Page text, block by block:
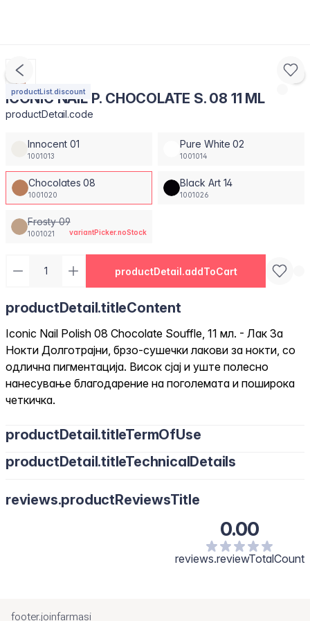
productList.discount
ICONIC NAIL P. CHOCOLATE S. 08 11 ML
productDetail.code
Innocent 01
1001013
Pure White 02
1001014
Chocolates 08
1001020
Black Art 14
1001026
Frosty 09
1001021 variantPicker.noStock
productDetail.addToCart
productDetail.titleContent
Iconic Nail Polish 08 Chocolate Souffle, 11 мл. - Лак За
Нокти Долготрајни, брзо-сушечки лакови за нокти, со
одлична пигментација. Висок сјај и уште полесно
нанесување благодарение на поголемата и поширока
четкичка.
productDetail.titleTermOfUse
productDetail.titleTechnicalDetails
reviews.productReviewsTitle
0.00
reviews.reviewTotalCount
footer.joinfarmasi